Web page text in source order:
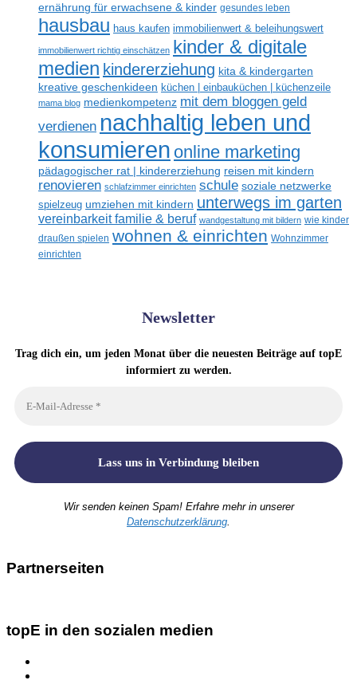
ernährung für erwachsene & kinder gesundes leben
hausbau haus kaufen immobilienwert & beleihungswert
immobilienwert richtig einschätzen kinder & digitale
medien kindererziehung kita & kindergarten
kreative geschenkideen küchen | einbauküchen | küchenzeile
mama blog medienkompetenz mit dem bloggen geld
verdienen nachhaltig leben und
konsumieren online marketing
pädagogischer rat | kindererziehung reisen mit kindern
renovieren schlafzimmer einrichten schule soziale netzwerke
spielzeug umziehen mit kindern unterwegs im garten
vereinbarkeit familie & beruf wandgestaltung mit bildern wie kinder
draußen spielen wohnen & einrichten Wohnzimmer
einrichten
Newsletter
Trag dich ein, um jeden Monat über die neuesten Beiträge auf topE
informiert zu werden.
Wir senden keinen Spam! Erfahre mehr in unserer
Datenschutzerklärung
Partnerseiten
topE in den sozialen medien